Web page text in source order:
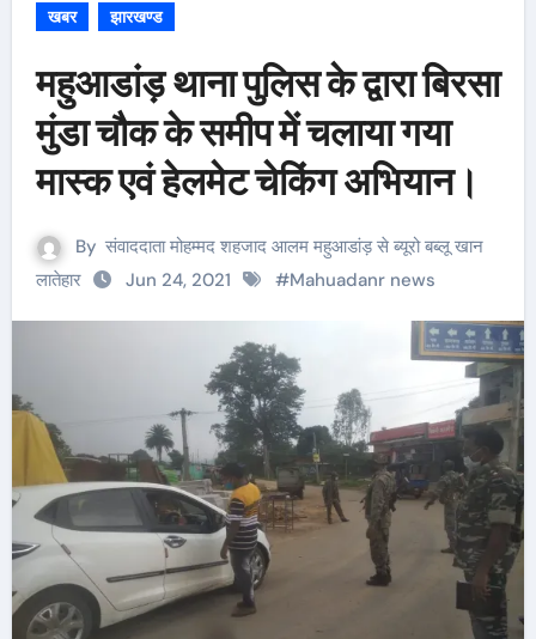
खबर झारखण्ड
महुआडांड़ थाना पुलिस के द्वारा बिरसा
मुंडा चौक के समीप में चलाया गया
मास्क एवं हेलमेट चेकिंग अभियान।
By संवाददाता मोहम्मद शहजाद आलम महुआडांड़ से ब्यूरो बब्लू खान
लातेहार
Jun 24, 2021 #Mahuadanr news